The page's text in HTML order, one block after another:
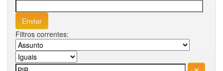
Filtros correntes: